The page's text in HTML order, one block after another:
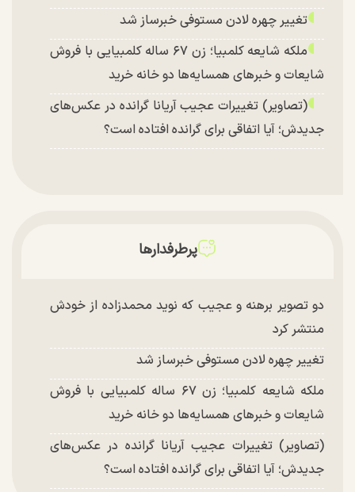
تغییر چهره لادن مستوفی خبرساز شد
ملکه شایعه کلمبیا؛ زن ۶۷ ساله کلمبیایی با فروش
شایعات و خبر‌های همسایه‌ها دو خانه خرید
(تصاویر) تغییرات عجیب آریانا گرانده در عکس‌های
جدیدش؛ آیا اتفاقی برای گرانده افتاده است؟
پرطرفدارها
دو تصویر برهنه و عجیب که نوید محمدزاده از خودش
منتشر کرد
تغییر چهره لادن مستوفی خبرساز شد
ملکه شایعه کلمبیا؛ زن ۶۷ ساله کلمبیایی با فروش
شایعات و خبر‌های همسایه‌ها دو خانه خرید
(تصاویر) تغییرات عجیب آریانا گرانده در عکس‌های
جدیدش؛ آیا اتفاقی برای گرانده افتاده است؟